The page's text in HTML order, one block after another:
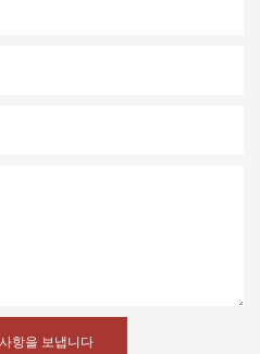
항을 보냅니다